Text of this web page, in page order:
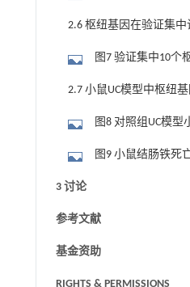
2.6 枢纽基因在验证集中
图7 验证集中10个
2.7 小鼠UC模型中枢纽
图8 对照组UC模型
因表达情况
图9 小鼠结肠铁死
织炎症评分的相关性
3 讨论
参考文献
基金资助
RIGHTS & PERMISSIONS